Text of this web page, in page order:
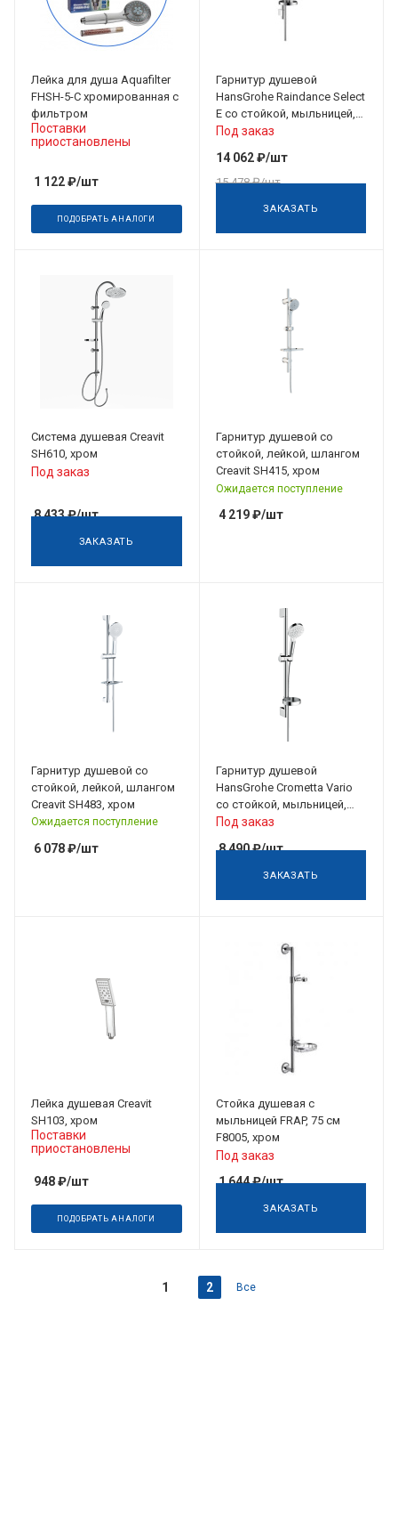
Лейка для душа Aquafilter
FHSH-5-C хромированная с
фильтром
Поставки
приостановлены
1 122₽/шт
ПОДОБРАТЬ АНАЛОГИ
Гарнитур душевой
HansGrohe Raindance Select
E со стойкой, мыльницей,
лейкой, шлангом, хром
Под заказ
14 062₽/шт
15 478₽/шт
ЗАКАЗАТЬ
Система душевая Creavit
SH610, хром
Под заказ
8 433₽/шт
ЗАКАЗАТЬ
Гарнитур душевой со
стойкой, лейкой, шлангом
Creavit SH415, хром
Ожидается поступление
4 219₽/шт
Гарнитур душевой со
стойкой, лейкой, шлангом
Creavit SH483, хром
Ожидается поступление
6 078₽/шт
Гарнитур душевой
HansGrohe Crometta Vario
со стойкой, мыльницей,
лейкой, шлангом, хром
Под заказ
8 490₽/шт
ЗАКАЗАТЬ
Лейка душевая Creavit
SH103, хром
Поставки
приостановлены
948₽/шт
ПОДОБРАТЬ АНАЛОГИ
Стойка душевая с
мыльницей FRAP, 75 см
F8005, хром
Под заказ
1 644₽/шт
ЗАКАЗАТЬ
1 2 Все